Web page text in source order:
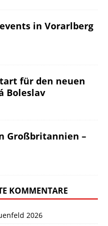
in Vorarlberg
für den neuen
Boleslav
Großbritannien –
KOMMENTARE
2026